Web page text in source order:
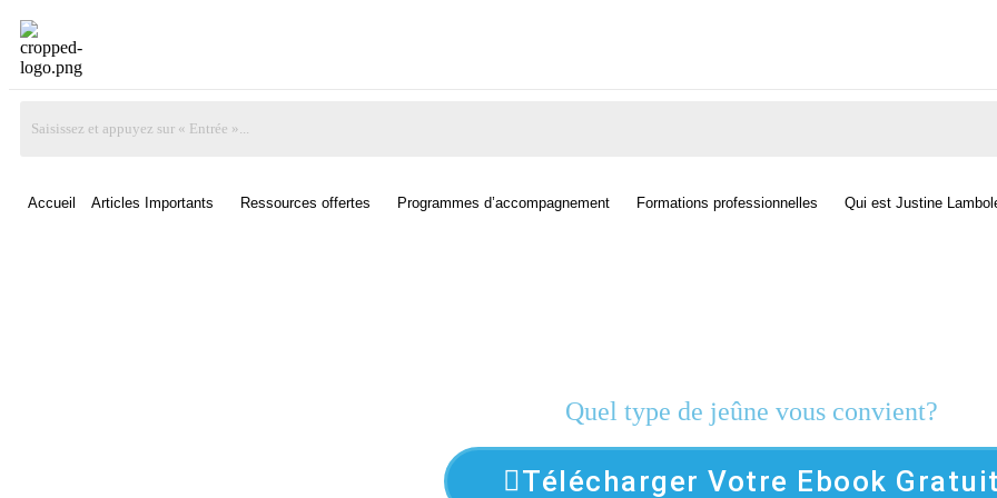
Accueil Articles Importants Ressources offertes Programmes d’accompagnement Formations professionnelles Qui est Justine
Quel type de jeûne vous convient?
Télécharger Votre Ebook Gratuit